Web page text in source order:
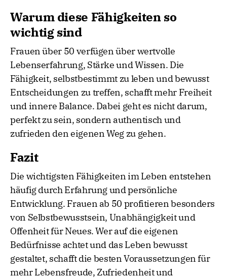
Warum diese Fähigkeiten so
wichtig sind
Frauen über 50 verfügen über wertvolle
Lebenserfahrung, Stärke und Wissen. Die
Fähigkeit, selbstbestimmt zu leben und bewusst
Entscheidungen zu treffen, schafft mehr Freiheit
und innere Balance. Dabei geht es nicht darum,
perfekt zu sein, sondern authentisch und
zufrieden den eigenen Weg zu gehen.
Fazit
Die wichtigsten Fähigkeiten im Leben entstehen
häufig durch Erfahrung und persönliche
Entwicklung. Frauen ab 50 profitieren besonders
von Selbstbewusstsein, Unabhängigkeit und
Offenheit für Neues. Wer auf die eigenen
Bedürfnisse achtet und das Leben bewusst
gestaltet, schafft die besten Voraussetzungen für
mehr Lebensfreude, Zufriedenheit und